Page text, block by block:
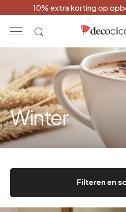
10% extra korting op
Winter
Filteren en